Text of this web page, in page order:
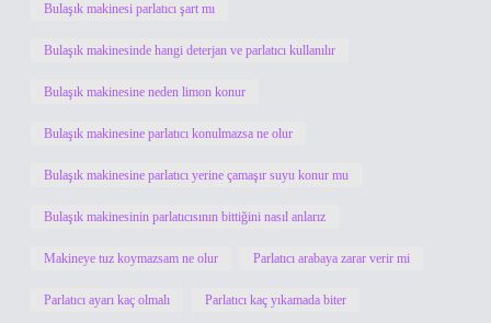
Bulaşık makinesi parlatıcı şart mı
Bulaşık makinesinde hangi deterjan ve parlatıcı kullanılır
Bulaşık makinesine neden limon konur
Bulaşık makinesine parlatıcı konulmazsa ne olur
Bulaşık makinesine parlatıcı yerine çamaşır suyu konur mu
Bulaşık makinesinin parlatıcısının bittiğini nasıl anlarız
Makineye tuz koymazsam ne olur Parlatıcı arabaya zarar verir mi
Parlatıcı ayarı kaç olmalı Parlatıcı kaç yıkamada biter